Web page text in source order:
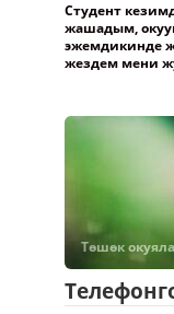
Студент
жашадым,
эжемдикинде
жездем мени
Төшөк